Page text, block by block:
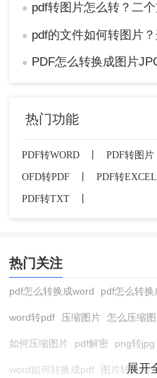
● pdf转图片怎么转？二
● pdf的文件如何转图片？这3
● PDF怎么转换成图片JPG？
热门功能
PDF转WORD PDF转图片
OFD转PDF
PDF转EXCEL
PDF转TXT
热门关注
pdf怎么转换成word pdf怎么转
word转pdf 压缩图片 怎么压缩
如何压缩图片 pdf解密 png转jpg
word如何转换成pdf 图片转换格
展开